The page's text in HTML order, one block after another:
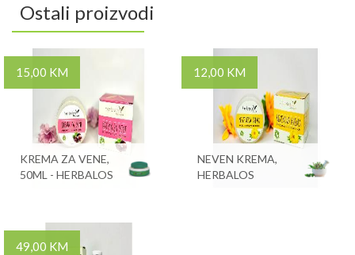
Ostali proizvodi
15,00 KM
KREMA ZA VENE,
50ML - HERBALOS
12,00 KM
NEVEN KREMA,
HERBALOS
49,00 KM